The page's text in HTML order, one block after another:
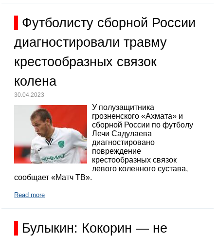
Футболисту сборной России
диагностировали травму
крестообразных связок
колена
30.04.2023
У полузащитника
грозненского «Ахмата» и
сборной России по футболу
Лечи Садулаева
диагностировано
повреждение
крестообразных связок
левого коленного сустава,
сообщает «Матч ТВ».
Read more
Булыкин: Кокорин — не